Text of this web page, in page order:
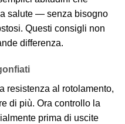
salute — senza bisogno
Questi consigli non
differenza.
resistenza al rotolamento,
di più. Ora controllo la
prima di uscite